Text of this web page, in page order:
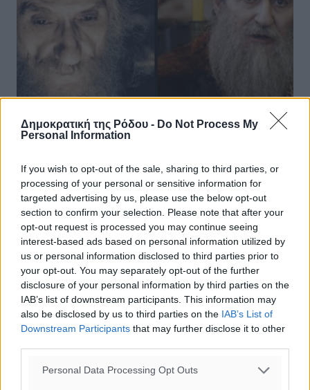
Δημοκρατική της Ρόδου - Do Not Process My
Personal Information
If you wish to opt-out of the sale, sharing to third parties, or
processing of your personal or sensitive information for
targeted advertising by us, please use the below opt-out
section to confirm your selection. Please note that after your
opt-out request is processed you may continue seeing
interest-based ads based on personal information utilized by
us or personal information disclosed to third parties prior to
your opt-out. You may separately opt-out of the further
disclosure of your personal information by third parties on the
IAB’s list of downstream participants. This information may
also be disclosed by us to third parties on the IAB’s List of
Downstream Participants that may further disclose it to other
Personal Data Processing Opt Outs
Η κοινή μοίρα των αξέχαστων Ψάλτη
και Μουστάκα
Η κοινή μοίρα των αξέχαστων Ψάλτη και Μουστάκα Ο
Στάθης Ψάλτης και ο Σωτήρης Μουστάκας ήταν (και στη
μνήμη όλων μας, παραμένουν) μεγάλοι κωμικοί
ηθοποιοί. Και ποιος δεν έχει ...
22.04.17, 17:53